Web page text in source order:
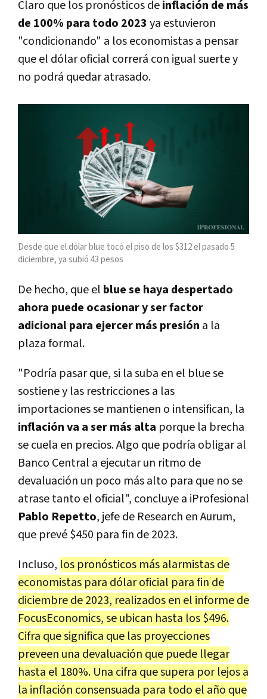
Claro que los pronósticos deinflación de más
de 100% para todo 2023 ya estuvieron
"condicionando" a los economistas a pensar
que el dólar oficial correrá con igual suerte y
no podrá quedar atrasado.
Desde que el dólar blue tocó el piso de los $312 el pasado 5
diciembre, ya subió 43 pesos
De hecho, que el blue se haya despertado
ahora puede ocasionar y ser factor
adicional para ejercer más presión a la
plaza formal.
"Podría pasar que, si la suba en el blue se
sostiene y las restricciones a las
importaciones se mantienen o intensifican, la
inflación va a ser más alta porque la brecha
se cuela en precios. Algo que podría obligar al
Banco Central a ejecutar un ritmo de
devaluación un poco más alto para que no se
atrase tanto el oficial", concluye a iProfesional
Pablo Repetto, jefe de Research en Aurum,
que prevé $450 para fin de 2023.
Incluso, los pronósticos más alarmistas de
economistas para dólar oficial para fin de
diciembre de 2023, realizados en el informe de
FocusEconomics, se ubican hasta los $496.
Cifra que significa que las proyecciones
preveen una devaluación que puede llegar
hasta el 180%. Una cifra que supera por lejos a
la inflación consensuada para todo el año que